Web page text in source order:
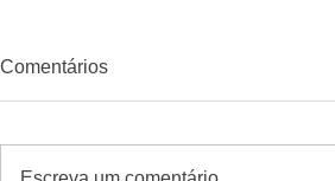
Comentários